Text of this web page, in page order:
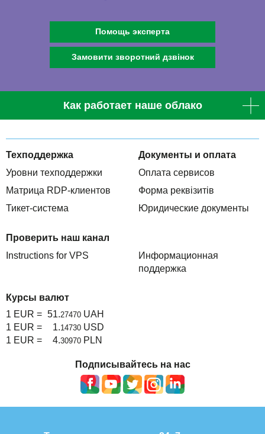
Помощь эксперта
Замовити зворотний дзвінок
Как работает наше облако
Техподдержка
Уровни техподдержки
Матрица RDP-клиентов
Тикет-система
Документы и оплата
Оплата сервисов
Форма реквізитів
Юридические документы
Проверить наш канал
Instructions for VPS
Информационная
поддержка
Курсы валют
1 EUR = 51.27470 UAH
1 EUR =
1.14730 USD
1 EUR =
4.30970 PLN
Подписывайтесь на нас